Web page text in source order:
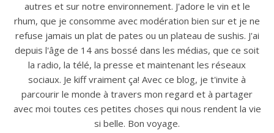
autres et sur notre environnement. J'adore le vin et le
rhum, que je consomme avec modération bien sur et je ne
refuse jamais un plat de pates ou un plateau de sushis. J'ai
depuis l'âge de 14 ans bossé dans les médias, que ce soit
la radio, la télé, la presse et maintenant les réseaux
sociaux. Je kiff vraiment ça! Avec ce blog, je t'invite à
parcourir le monde à travers mon regard et à partager
avec moi toutes ces petites choses qui nous rendent la vie
si belle. Bon voyage.